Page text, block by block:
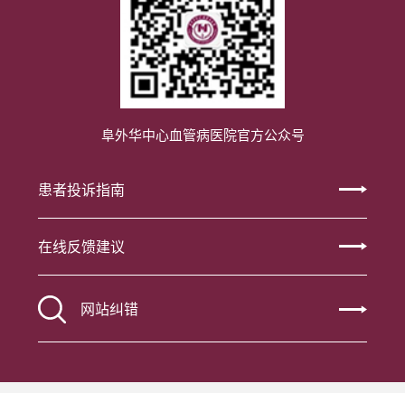
阜外华中心血管病医院官方公众号
患者投诉指南
在线反馈建议
网站纠错